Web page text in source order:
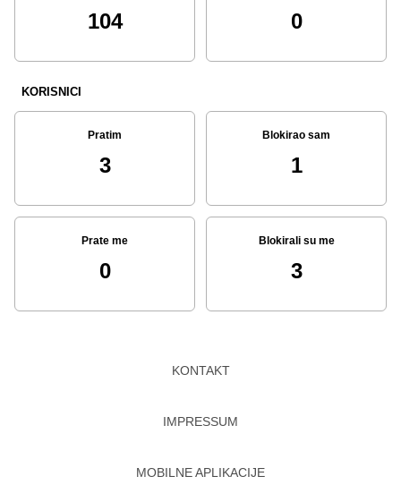
104 0
KORISNICI
Pratim
3
Blokirao sam
1
Prate me
0
Blokirali su me
3
KONTAKT
IMPRESSUM
MOBILNE APLIKACIJE